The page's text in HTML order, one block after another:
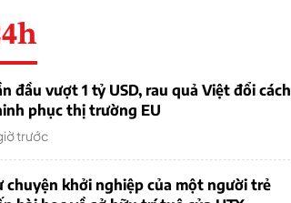
đầu vượt 1 tỷ USD, rau quả Việt đổi cách
phục thị trường EU
trước
chuyện khởi nghiệp của một người trẻ